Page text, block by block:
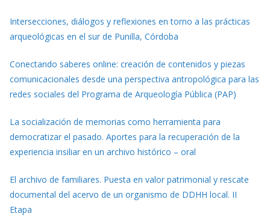
Intersecciones, diálogos y reflexiones en torno a las prácticas
arqueológicas en el sur de Punilla, Córdoba
Conectando saberes online: creación de contenidos y piezas
comunicacionales desde una perspectiva antropológica para las
redes sociales del Programa de Arqueología Pública (PAP)
La socialización de memorias como herramienta para
democratizar el pasado. Aportes para la recuperación de la
experiencia insiliar en un archivo histórico – oral
El archivo de familiares. Puesta en valor patrimonial y rescate
documental del acervo de un organismo de DDHH local. II
Etapa